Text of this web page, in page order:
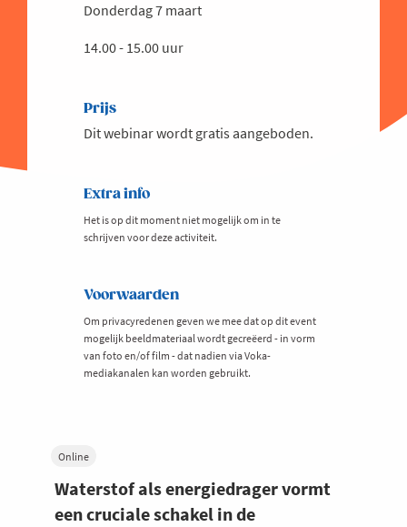
Online
Waterstof als energiedrager vormt
een cruciale schakel in de
Donderdag 7 maart
14.00 - 15.00 uur
Prijs
Dit webinar wordt gratis aangeboden.
Extra info
Het is op dit moment niet mogelijk om in te
schrijven voor deze activiteit.
Voorwaarden
Om privacyredenen geven we mee dat op dit event
mogelijk beeldmateriaal wordt gecreëerd - in vorm
van foto en/of film - dat nadien via Voka-
mediakanalen kan worden gebruikt.